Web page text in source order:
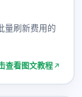
量刷新费用的
查看图文教程